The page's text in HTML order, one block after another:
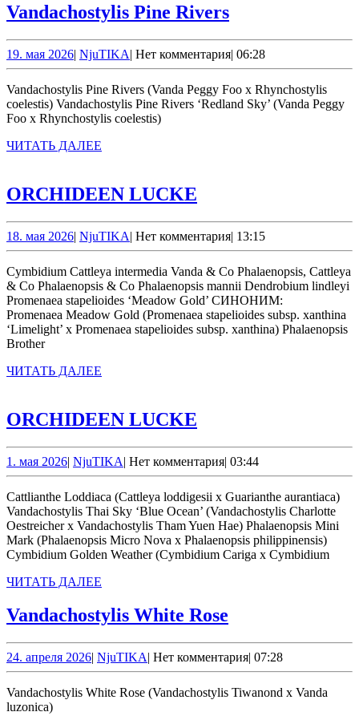
Vandachostylis Pine RiversVandachostylis
Rivers
19. мая 202619.
мая
2026
| NjuTIKANjuTIKA
| Нет комментария| 06:28
Vandachostylis Pine Rivers (Vanda Peggy Foo x Rhynchostylis
coelestis) Vandachostylis Pine Rivers ‘Redland Sky’ (Vanda Peggy
Foo x Rhynchostylis coelestis)
ЧИТАТЬ ДАЛЕЕ
ORCHIDEEN LUCKE
18. мая 202618.
мая
2026
| NjuTIKANjuTIKA
| Нет комментария| 13:15
Cymbidium Cattleya intermedia Vanda & Co Phalaenopsis, Cattleya
& Co Phalaenopsis & Co Phalaenopsis mannii Dendrobium lindleyi
Promenaea stapelioides ‘Meadow Gold’ СИНОНИМ:
Promenaea Meadow Gold (Promenaea stapelioides subsp. xanthina
‘Limelight’ x Promenaea stapelioides subsp. xanthina) Phalaenopsis
Brother
ЧИТАТЬ ДАЛЕЕ
ORCHIDEEN LUCKE
1. мая 20261.
мая
2026
| NjuTIKANjuTIKA
| Нет комментария| 03:44
Cattlianthe Loddiaca (Cattleya loddigesii x Guarianthe aurantiaca)
Vandachostylis Thai Sky ‘Blue Ocean’ (Vandachostylis Charlotte
Oestreicher x Vandachostylis Tham Yuen Hae) Phalaenopsis Mini
Mark (Phalaenopsis Micro Nova x Phalaenopsis philippinensis)
Cymbidium Golden Weather (Cymbidium Cariga x Cymbidium
ЧИТАТЬ ДАЛЕЕ
Vandachostylis White Rose
Rose
24. апреля 202624.
апреля
2026
| NjuTIKANjuTIKA
| Нет комментария| 07:28
Vandachostylis White Rose (Vandachostylis Tiwanond x Vanda
luzonica)